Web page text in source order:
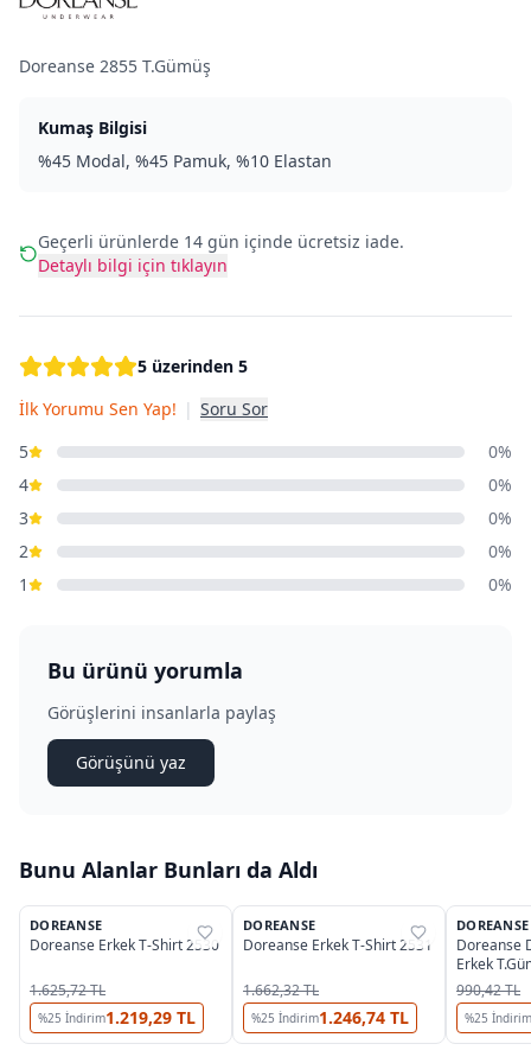
Doreanse 2855 T.Gümüş
Kumaş Bilgisi
%45 Modal, %45 Pamuk, %10 Elastan
Geçerli ürünlerde 14 gün içinde ücretsiz iade.
Detaylı bilgi için tıklayın
5 üzerinden 5
İlk Yorumu Sen Yap! | Soru Sor
5
0%
4
0%
3
0%
2
0%
1
0%
Bu ürünü yorumla
Görüşlerini insanlarla paylaş
Görüşünü yaz
Bunu Alanlar Bunları da Aldı
%25
DOREANSE
Doreanse Erkek T-Shirt 2530
1.625,72 TL
%25 İndirim1.219,29 TL
%25
DOREANSE
Doreanse Erkek T-Shirt 2531
1.662,32 TL
%25 İndirim1.246,74 TL
%25
DOREANSE
Doreanse
Erkek
990,42 TL
%25 İndirim